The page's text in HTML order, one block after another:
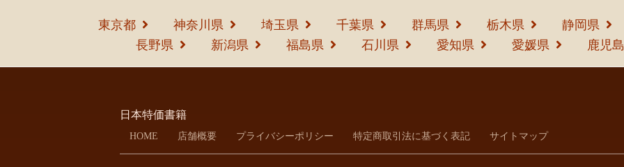
東京都 神奈川県 埼玉県 千葉県 群馬県 栃木県
静岡県
長野県
新潟県 福島県 石川県 愛知県 愛媛県 鹿児
日本特価書籍
HOME 店舗概要 プライバシーポリシー 特定商取引法に基づく表記 サイトマップ